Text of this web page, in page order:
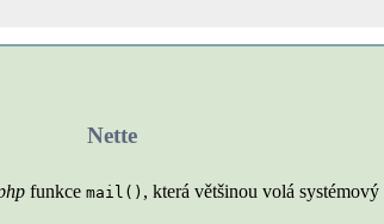
Nette
funkce mail() , která většinou volá